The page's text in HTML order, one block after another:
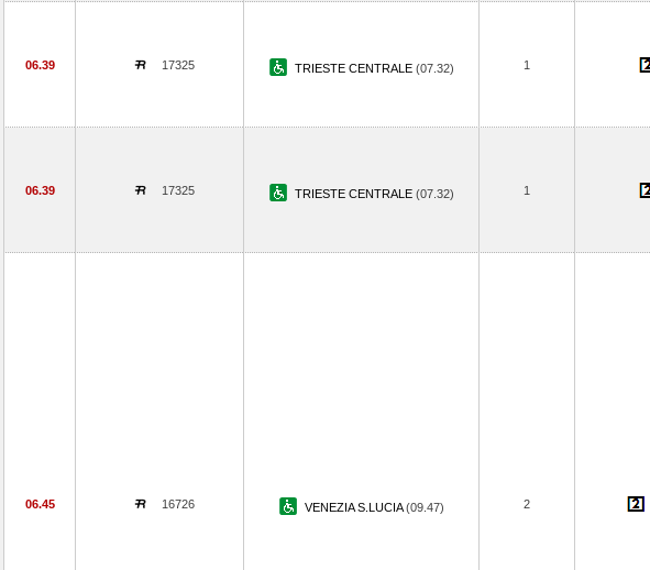
06.39 17325 TRIESTE CENTRALE (07.32) 1
06.39 17325 TRIESTE CENTRALE (07.32) 1
06.45 16726 VENEZIA S.LUCIA(09.47) 2